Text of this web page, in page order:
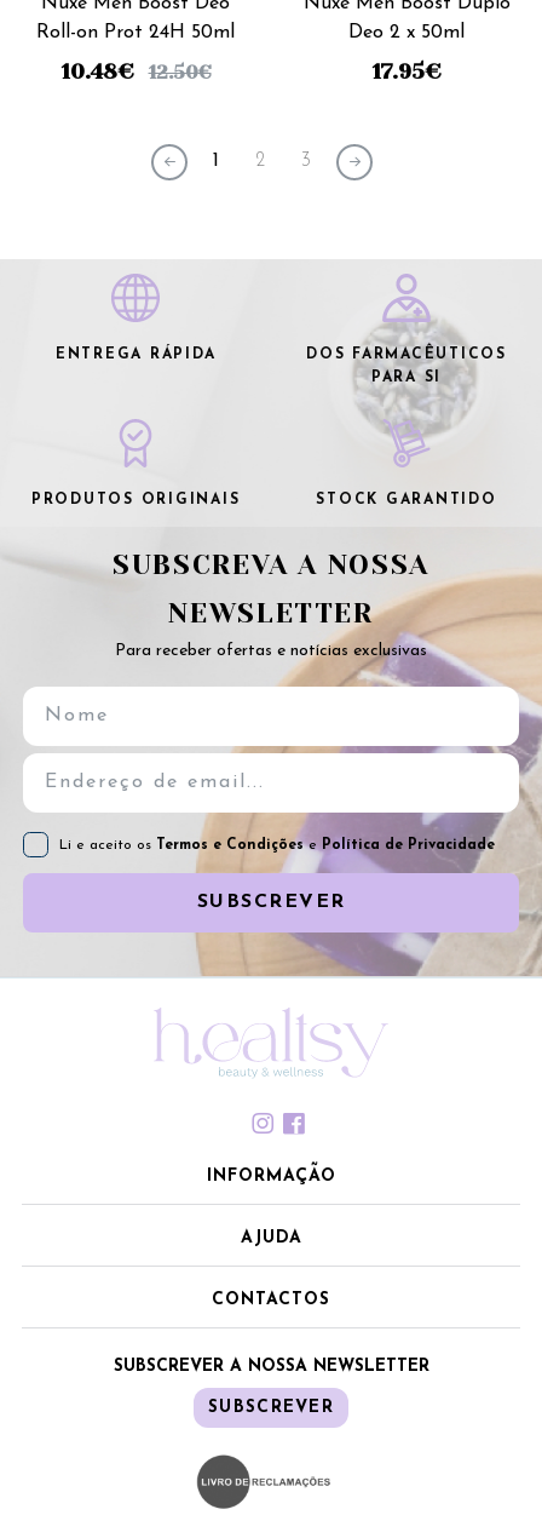
Nuxe Men Boost Deo
Roll-on Prot 24H 50ml
10.48€ 12.50€
Nuxe Men Boost Duplo
Deo 2 x 50ml
17.95€
1 2 3
ENTREGA RÁPIDA
DOS FARMACÊUTICOS
PARA SI
PRODUTOS ORIGINAIS STOCK GARANTIDO
SUBSCREVA A NOSSA
NEWSLETTER
Para receber ofertas e notícias exclusivas
Li e aceito os Termos e Condiçõese Política de Privacidade
SUBSCREVER
INFORMAÇÃO
AJUDA
CONTACTOS
SUBSCREVER A NOSSA NEWSLETTER
SUBSCREVER